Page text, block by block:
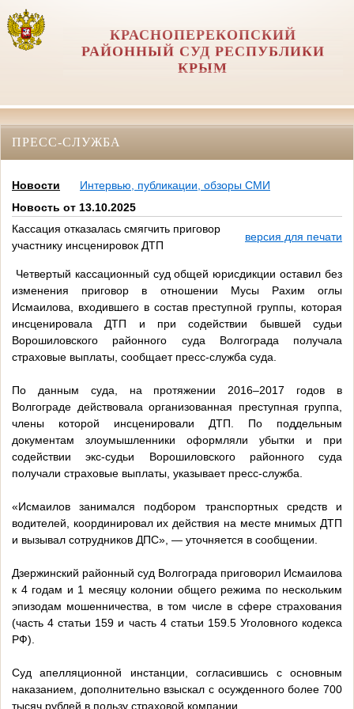
КРАСНОПЕРЕКОПСКИЙ
РАЙОННЫЙ СУД РЕСПУБЛИКИ
КРЫМ
ПРЕСС-СЛУЖБА
Новости
Интервью, публикации, обзоры СМИ
Новость от 13.10.2025
Кассация отказалась смягчить приговор
участнику инсценировок ДТП
версия для печати
Четвертый кассационный суд общей юрисдикции оставил без
изменения приговор в отношении Мусы Рахим оглы
Исмаилова, входившего в состав преступной группы, которая
инсценировала ДТП и при содействии бывшей судьи
Ворошиловского районного суда Волгограда получала
страховые выплаты, сообщает пресс-служба суда.
По данным суда, на протяжении 2016–2017 годов в
Волгограде действовала организованная преступная группа,
члены которой инсценировали ДТП. По поддельным
документам злоумышленники оформляли убытки и при
содействии экс-судьи Ворошиловского районного суда
получали страховые выплаты, указывает пресс-служба.
«Исмаилов занимался подбором транспортных средств и
водителей, координировал их действия на месте мнимых ДТП
и вызывал сотрудников ДПС», — уточняется в сообщении.
Дзержинский районный суд Волгограда приговорил Исмаилова
к 4 годам и 1 месяцу колонии общего режима по нескольким
эпизодам мошенничества, в том числе в сфере страхования
(часть 4 статьи 159 и часть 4 статьи 159.5 Уголовного кодекса
РФ).
Суд апелляционной инстанции, согласившись с основным
наказанием, дополнительно взыскал с осужденного более 700
тысяч рублей в пользу страховой компании.